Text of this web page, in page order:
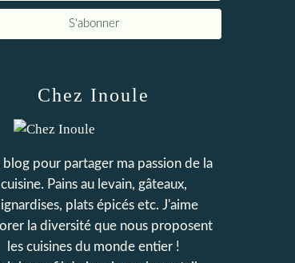
Chez Inoule
blog pour partager ma passion de la
cuisine. Pains au levain, gâteaux,
plats épicés etc. J'aime
la diversité que nous proposent
les cuisines du monde entier !